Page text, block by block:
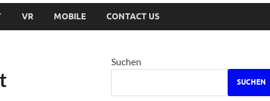
VR MOBILE CONTACT US
Suchen
SUCHEN